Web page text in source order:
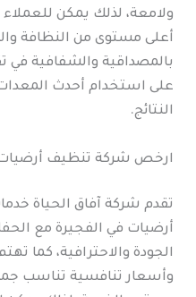
ولامعة، لذلك يمكن
أعلى مستوى من النظافة
بالمصداقية والشفافية في
على استخدام أحدث
النتائج.
ارخص شركة تنظيف أرضيات
تقدم شركة آفاق الحياة
أرضيات في الفجيرة مع
الجودة والاحترافية، كما
وأسعار تنافسية تناسب